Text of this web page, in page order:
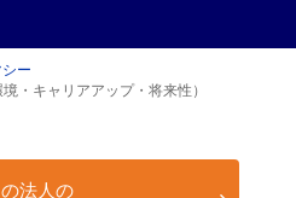
ー
・キャリアアップ・将来性）
法人の